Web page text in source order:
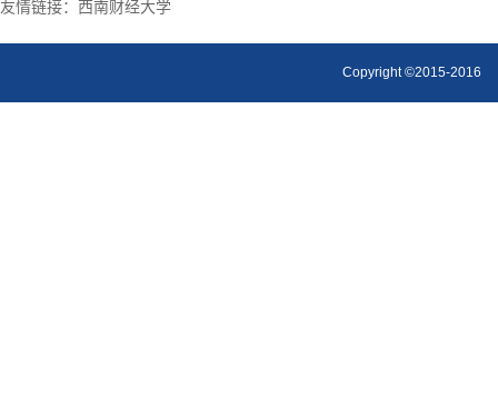
友情链接： 西南财经大学
Copyright ©2015-2016